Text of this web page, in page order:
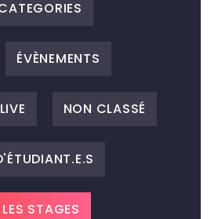
ÉVÈNEMENTS
NON CLASSÉ
STAGES